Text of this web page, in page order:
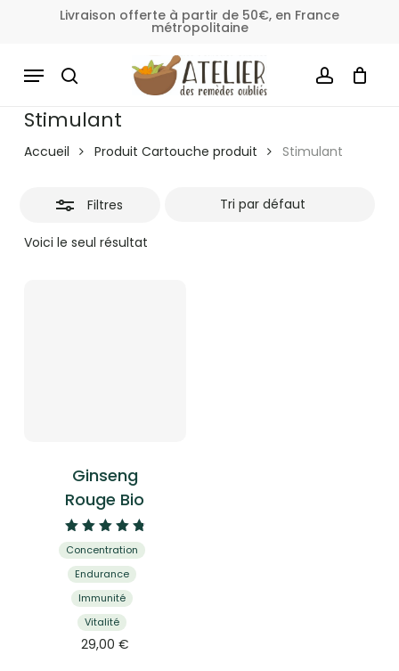
content
Livraison offerte à partir de 50€, en France
métropolitaine
SEARCH ACCOUNT
MENU panier
Stimulant
Accueil Produit Cartouche produit Stimulant
Filtres
Voici le seul résultat
filtres
Ginseng
Rouge Bio
Note
4.91
sur 5
Concentration
Endurance
Immunité
Vitalité
29,00 €